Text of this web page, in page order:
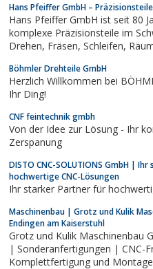
Hans Pfeiffer GmbH – Präzisionsteile
Hans Pfeiffer GmbH ist seit 80
komplexe Präzisionsteile im
Drehen, Fräsen, Schleifen, Räumen, Verzahnen und Polieren
Böhmler Drehteile GmbH
Herzlich Willkommen bei
Ihr Ding!
CNF feintechnik gmbh
Von der Idee zur Lösung - Ihr
Zerspanung
DISTO CNC-SOLUTIONS GmbH |
hochwertige CNC-Lösungen
Ihr starker Partner für
Maschinenbau | Grotz und Kulik
Endingen am Kaiserstuhl
Grotz und Kulik Maschinenbau
| Sonderanfertigungen | CNC-
Komplettfertigung und Montage